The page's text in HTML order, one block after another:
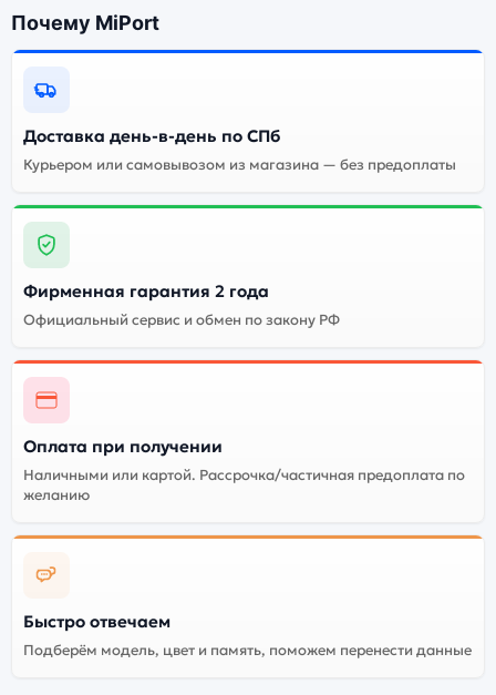
Почему стоит купить смартфон
Apple iPhone 12 mini (nano
SIM+eSIM) 128Gb Purple
(Фиолетовый):
аккумулятор
Огромный выбор
(nano SIM+eSIM) 128Gb
Purple (Фиолетовый)
Существует не оригинальная и оригинальная версия
смартфона Apple iPhone 12 mini (nano SIM+eSIM)
адаптирована и поддерживает все сервисы. Не
корректная работа сервисов не гарантируется.
Почему MiPort
Доставка день-в-день по СПб
Курьером или самовывозом из магазина — без предоплаты
Фирменная гарантия 2 года
Официальный сервис и обмен по закону РФ
Оплата при получении
Наличными или картой. Рассрочка/частичная предоплата по
желанию
Быстро отвечаем
Подберём модель, цвет и память, поможем перенести данные